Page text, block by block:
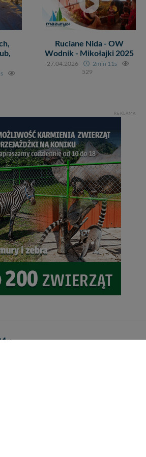
Ruciane Nida - OW
Wodnik - Mikołajki 2025
27.04.2026
2min 11s
529
REKLAMA
umożliwia Ci skasowanie
przypadkach nie możemy tego
miłego odkrywania Mazur na